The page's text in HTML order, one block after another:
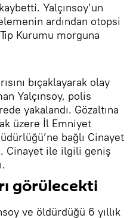
Yalçınsoy’un
ardından otopsi
Kurumu morguna
bıçaklayarak olay
Yalçınsoy, polis
yakalandı. Gözaltına
üzere İl Emniyet
bağlı Cinayet
Cinayet ile ilgili geniş
görülecekti
ve öldürdüğü 6 yıllık